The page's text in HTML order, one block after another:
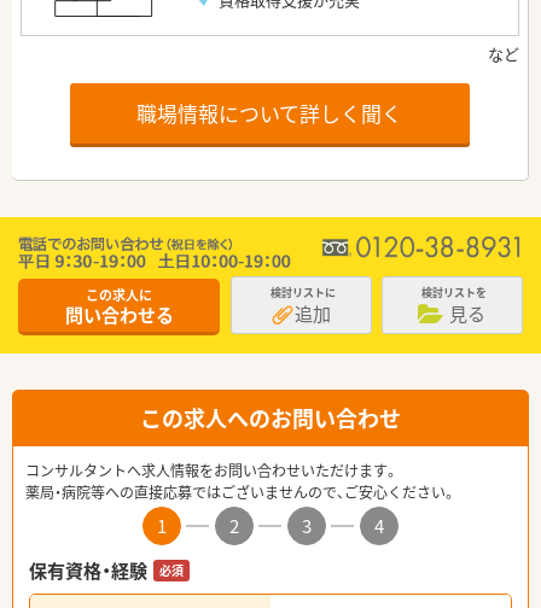
職場情報について詳しく聞く
この求人に
問い合わせる
検討リストに
追加
検討リストを
見る
この求人へのお問い合わせ
コンサルタントへ求人情報をお問い合わせいただけます。
薬局・病院等への直接応募ではございませんので、ご安心ください。
1 2 3
4
保有資格・経験
必須